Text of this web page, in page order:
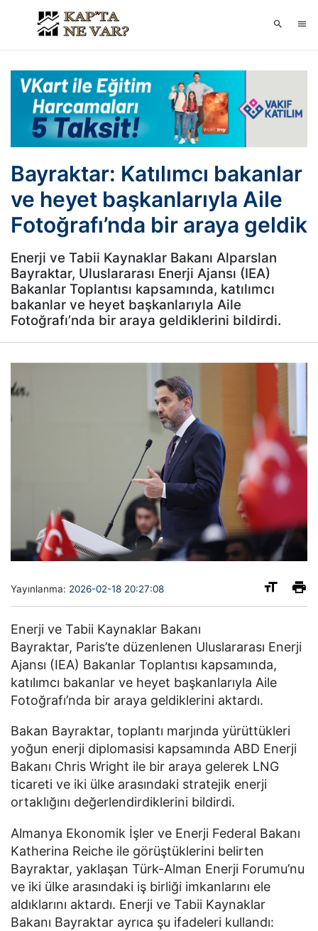
Bayraktar: Katılımcı bakanlar
ve heyet başkanlarıyla Aile
Fotoğrafı’nda bir araya geldik
Enerji ve Tabii Kaynaklar Bakanı Alparslan
Bayraktar, Uluslararası Enerji Ajansı (IEA)
Bakanlar Toplantısı kapsamında, katılımcı
bakanlar ve heyet başkanlarıyla Aile
Fotoğrafı’nda bir araya geldiklerini bildirdi.
Yayınlanma: 2026-02-18 20:27:08
Enerji ve Tabii Kaynaklar Bakanı
Bayraktar, Paris’te düzenlenen Uluslararası Enerji
Ajansı (IEA) Bakanlar Toplantısı kapsamında,
katılımcı bakanlar ve heyet başkanlarıyla Aile
Fotoğrafı’nda bir araya geldiklerini aktardı.
Bakan Bayraktar, toplantı marjında yürüttükleri
yoğun enerji diplomasisi kapsamında ABD Enerji
Bakanı Chris Wright ile bir araya gelerek LNG
ticareti ve iki ülke arasındaki stratejik enerji
ortaklığını değerlendirdiklerini bildirdi.
Almanya Ekonomik İşler ve Enerji Federal Bakanı
Katherina Reiche ile görüştüklerini belirten
Bayraktar, yaklaşan Türk-Alman Enerji Forumu’nu
ve iki ülke arasındaki iş birliği imkanlarını ele
aldıklarını aktardı. Enerji ve Tabii Kaynaklar
Bakanı Bayraktar ayrıca şu ifadeleri kullandı: